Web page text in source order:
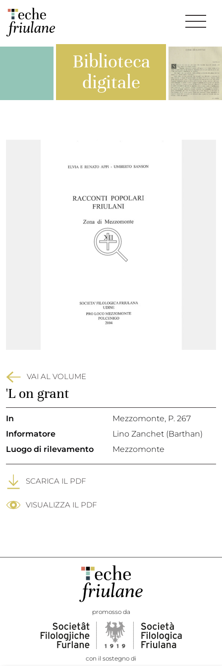
Biblioteca
digitale
VAI AL VOLUME
'L on grant
In Mezzomonte, P. 267
Informatore
Lino Zanchet (Barthan)
Luogo di rilevamento
Mezzomonte
SCARICA IL PDF
VISUALIZZA IL PDF
promosso da
con il sostegno di